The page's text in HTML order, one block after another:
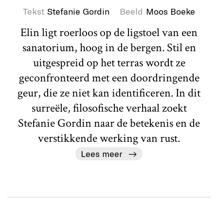
Tekst Stefanie Gordin Beeld Moos Boeke
Elin ligt roerloos op de ligstoel van een
sanatorium, hoog in de bergen. Stil en
uitgespreid op het terras wordt ze
geconfronteerd met een doordringende
geur, die ze niet kan identificeren. In dit
surreële, filosofische verhaal zoekt
Stefanie Gordin naar de betekenis en de
verstikkende werking van rust.
Lees meer